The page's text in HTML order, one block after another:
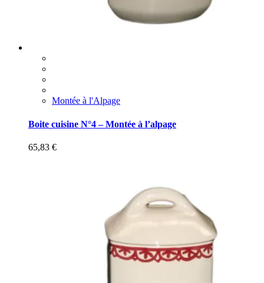
Montée à l'Alpage
Boite cuisine N°4 – Montée à l’alpage
65,83 €